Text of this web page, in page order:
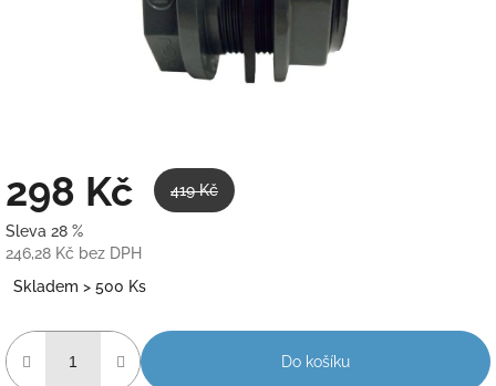
298 Kč 419 Kč
Sleva 28 %
246,28 Kč bez DPH
cena:
Skladem > 500 Ks
Do košíku